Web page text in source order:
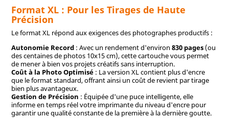
Format XL : Pour les Tirages de Haute
Précision
Le format XL répond aux exigences des photographes productifs :
Autonomie Record: Avec un rendement d'environ 830 pages(ou
des centaines de photos 10x15 cm), cette cartouche vous permet
de mener à bien vos projets créatifs sans interruption.
Coût à la Photo Optimisé: La version XL contient plus d'encre
que le format standard, offrant ainsi un coût de revient par tirage
bien plus avantageux.
Gestion de Précision : Équipée d'une puce intelligente, elle
informe en temps réel votre imprimante du niveau d'encre pour
garantir une qualité constante de la première à la dernière goutte.